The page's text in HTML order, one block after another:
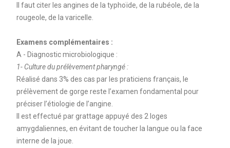
Il faut citer les angines de la typhoïde, de la rubéole, de la
rougeole, de la varicelle.
Examens complémentaires :
A - Diagnostic microbiologique :
1- Culture du prélèvement pharyngé :
Réalisé dans 3% des cas par les praticiens français, le
prélèvement de gorge reste l’examen fondamental pour
préciser l’étiologie de l’angine.
Il est effectué par grattage appuyé des 2 loges
amygdaliennes, en évitant de toucher la langue ou la face
interne de la joue.